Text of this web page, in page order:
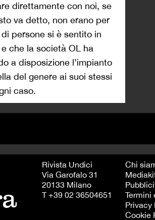
direttamente con noi, se
va detto, non erano per
persone si è sentito in
che la società OL ha
a disposizione l’impianto
del genere ai suoi stessi
caso.
Rivista Undici
Via Garofalo 31
20133 Milano
T +39 02 36504651
Chi
Termini
Privacy
Cookie